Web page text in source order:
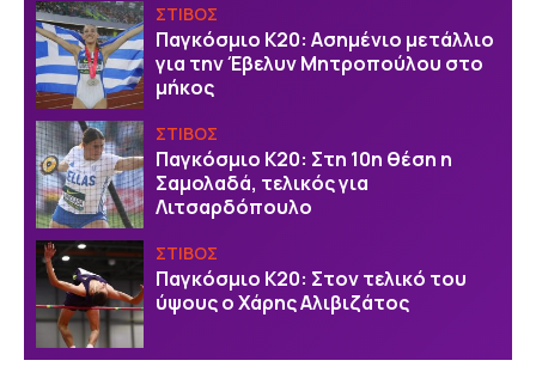
ΣΤΙΒΟΣ
Παγκόσμιο Κ20: Ασημένιο μετάλλιο
για την Έβελυν Μητροπούλου στο
μήκος
ΣΤΙΒΟΣ
Παγκόσμιο Κ20: Στη 10η θέση η
Σαμολαδά, τελικός για
Λιτσαρδόπουλο
ΣΤΙΒΟΣ
Παγκόσμιο Κ20: Στον τελικό του
ύψους ο Χάρης Αλιβιζάτος